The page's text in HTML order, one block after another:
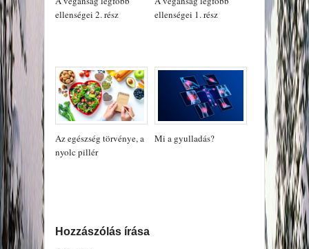
ellenségei 2. rész
ellenségei 1. rész
Az egészség törvénye, a
nyolc pillér
Mi a gyulladás?
Hozzászólás írása